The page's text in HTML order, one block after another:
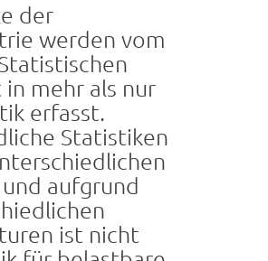
der
werden vom
mehr als nur
erfasst.
Statistiken
aufgrund
ist nicht